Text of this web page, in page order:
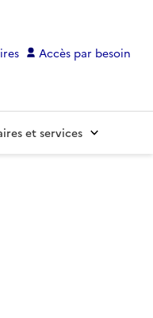
Accès par besoin
et services